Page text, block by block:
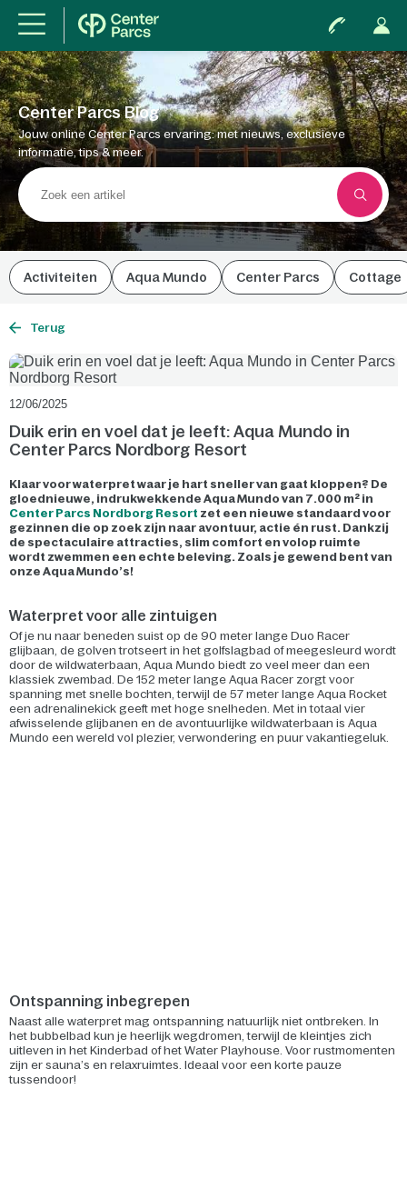
Center Parcs Blog
Jouw online Center Parcs ervaring: met nieuws, exclusieve
informatie, tips & meer.
Activiteiten Aqua Mundo Center Parcs Cottage
Terug
12/06/2025
Duik erin en voel dat je leeft: Aqua Mundo in
Center Parcs Nordborg Resort
Klaar voor waterpret waar je hart sneller van gaat kloppen? De
gloednieuwe, indrukwekkende Aqua Mundo van 7.000 m² in
Center Parcs Nordborg Resort zet een nieuwe standaard voor
gezinnen die op zoek zijn naar avontuur, actie én rust. Dankzij
de spectaculaire attracties, slim comfort en volop ruimte
wordt zwemmen een echte beleving. Zoals je gewend bent van
onze Aqua Mundo’s!
Waterpret voor alle zintuigen
Of je nu naar beneden suist op de 90 meter lange Duo Racer
glijbaan, de golven trotseert in het golfslagbad of meegesleurd wordt
door de wildwaterbaan, Aqua Mundo biedt zo veel meer dan een
klassiek zwembad. De 152 meter lange Aqua Racer zorgt voor
spanning met snelle bochten, terwijl de 57 meter lange Aqua Rocket
een adrenalinekick geeft met hoge snelheden. Met in totaal vier
afwisselende glijbanen en de avontuurlijke wildwaterbaan is Aqua
Mundo een wereld vol plezier, verwondering en puur vakantiegeluk.
Ontspanning inbegrepen
Naast alle waterpret mag ontspanning natuurlijk niet ontbreken. In
het bubbelbad kun je heerlijk wegdromen, terwijl de kleintjes zich
uitleven in het Kinderbad of het Water Playhouse. Voor rustmomenten
zijn er sauna’s en relaxruimtes. Ideaal voor een korte pauze
tussendoor!